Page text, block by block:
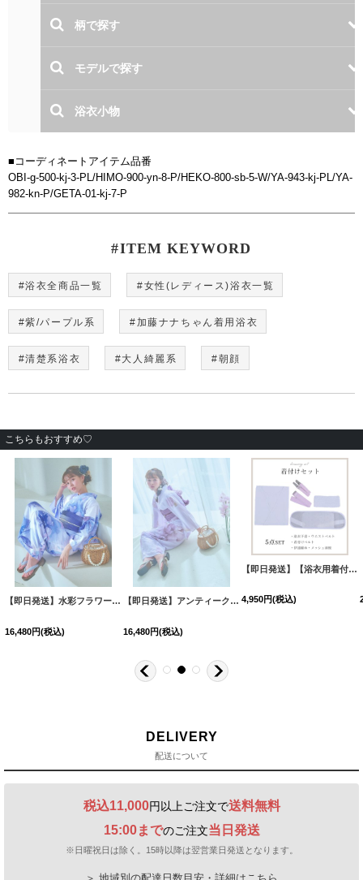
■コーディネートアイテム品番
OBI-g-500-kj-3-PL/HIMO-900-yn-8-P/HEKO-800-sb-5-W/YA-943-kj-PL/YA-
982-kn-P/GETA-01-kj-7-P
#ITEM KEYWORD
#浴衣全商品一覧 #女性(レディース)浴衣一覧
#紫/パープル系 #加藤ナナちゃん着用浴衣
#清楚系浴衣 #大人綺麗系 #朝顔
こちらもおすすめ♡
sb-dzc-BL-F-24NN] Y-8062-sb-dzc-PL-F-24NN]
[HIMO-
2,200円(税込) 2,200円(税込)
DELIVERY
配送について
税込11,000円以上ご注文で送料無料
15:00までのご注文当日発送
※日曜祝日は除く。15時以降は翌営業日発送となります。